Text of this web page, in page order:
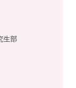
生部